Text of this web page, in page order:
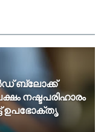
ബ്ലോക്ക്
നഷ്ടപരിഹാരം
ഉപഭോക്തൃ